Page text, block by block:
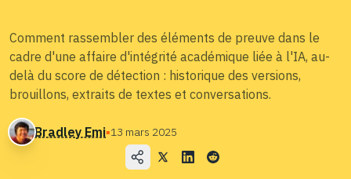
Contacter le service commercial
Essayez-le gratuitement
Comment rassembler des éléments de preuve dans le
cadre d'une affaire d'intégrité académique liée à l'IA, au-
delà du score de détection : historique des versions,
brouillons, extraits de textes et conversations.
Bradley Emi▪13 mars 2025